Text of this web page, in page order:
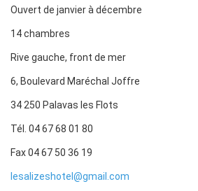
Ouvert de janvier à décembre
14 chambres
Rive gauche, front de mer
6, Boulevard Maréchal Joffre
34 250 Palavas les Flots
Tél. 04 67 68 01 80
Fax 04 67 50 36 19
lesalizeshotel@gmail.com